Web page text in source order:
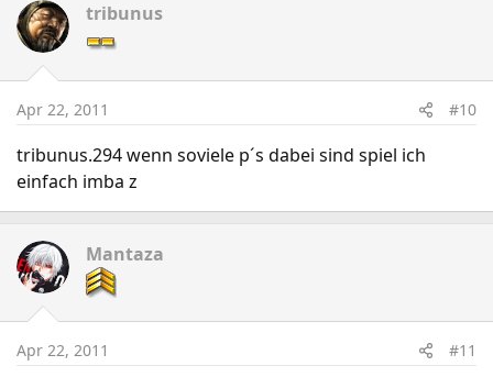
tribunus
Apr 22, 2011 #10
tribunus.294 wenn soviele p´s dabei sind spiel ich
einfach imba z
Mantaza
Apr 22, 2011 #11